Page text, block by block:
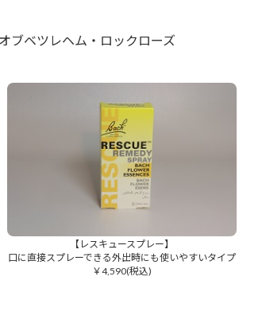
ブベツレヘム・ロックローズ
【レスキュースプレー】
口に直接スプレーできる外出時にも使いやすいタイプ
￥4,590(税込)